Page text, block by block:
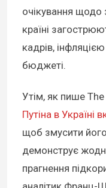
очікування щодо
країні
кадрів,
бюджеті.
Утім, як пише
Путіна в Україні
щоб змусити
демонструє
прагнення